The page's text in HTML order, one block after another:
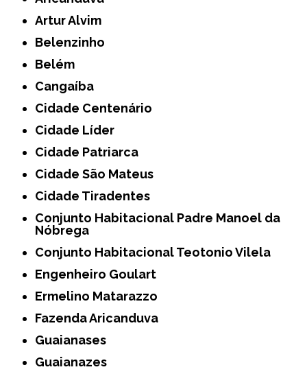
Artur Alvim
Belenzinho
Belém
Cangaíba
Cidade Centenário
Cidade Líder
Cidade Patriarca
Cidade São Mateus
Cidade Tiradentes
Conjunto Habitacional Padre Manoel da
Nóbrega
Conjunto Habitacional Teotonio Vilela
Engenheiro Goulart
Ermelino Matarazzo
Fazenda Aricanduva
Guaianases
Guaianazes